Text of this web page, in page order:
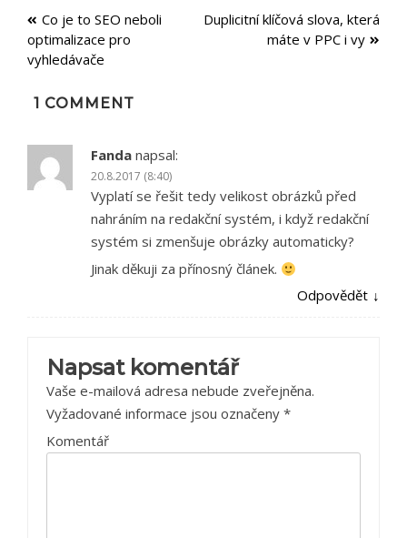
Navigace
pro
Co je to SEO neboli
optimalizace pro
vyhledávače
Duplicitní klíčová slova, která
máte v PPC i vy
1 COMMENT
Fanda napsal:
20.8.2017 (8:40)
Vyplatí se řešit tedy velikost obrázků před
nahráním na redakční systém, i když redakční
systém si zmenšuje obrázky automaticky?
Jinak děkuji za přínosný článek.
Odpovědět
Napsat komentář
Vaše e-mailová adresa nebude zveřejněna.
Vyžadované informace jsou označeny *
Komentář